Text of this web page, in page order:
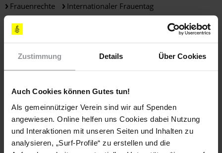
Zustimmung Details Über Cookies
Auch Cookies können Gutes tun!
Als gemeinnütziger Verein sind wir auf Spenden
angewiesen. Online helfen uns Cookies dabei Nutzung
und Interaktionen mit unseren Seiten und Inhalten zu
analysieren, „Surf-Profile“ zu erstellen und die
Frauenrechte
Internationaler Frauentag
Weltfrauentag
Teile diesen Beitrag
BLEIB
INFORMIERT